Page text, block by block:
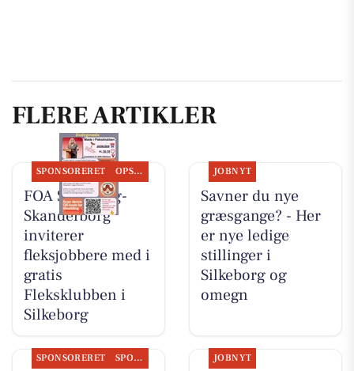
FLERE ARTIKLER
SPONSORERET OPSLAGSTAVLEN
FOA Silkeborg-
Skanderborg
inviterer
fleksjobbere med i
gratis
Fleksklubben i
Silkeborg
JOBNYT
Savner du nye
græsgange? - Her
er nye ledige
stillinger i
Silkeborg og
omegn
SPONSORERET SPONSORERET INDHOLD JOBNYT